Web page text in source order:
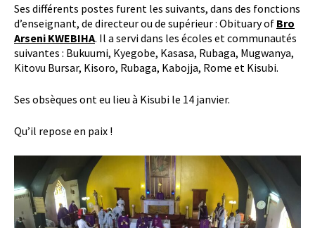
Ses différents postes furent les suivants, dans des fonctions
d’enseignant, de directeur ou de supérieur : Obituary of Bro
Arseni KWEBIHA. Il a servi dans les écoles et communautés
suivantes : Bukuumi, Kyegobe, Kasasa, Rubaga, Mugwanya,
Kitovu Bursar, Kisoro, Rubaga, Kabojja, Rome et Kisubi.
Ses obsèques ont eu lieu à Kisubi le 14 janvier.
Qu’il repose en paix !